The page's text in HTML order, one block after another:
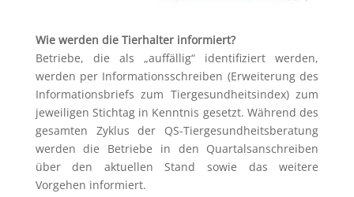
Wie werden die Tierhalter informiert?
Betriebe, die als „auffällig“ identifiziert werden,
werden per Informationsschreiben (Erweiterung des
Informationsbriefs zum Tiergesundheitsindex) zum
jeweiligen Stichtag in Kenntnis gesetzt. Während des
gesamten Zyklus der QS-Tiergesundheitsberatung
werden die Betriebe in den Quartalsanschreiben
über den aktuellen Stand sowie das weitere
Vorgehen informiert.